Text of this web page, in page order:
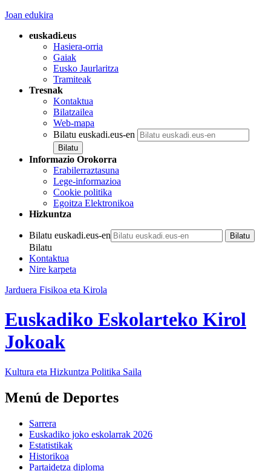
Joan edukira
euskadi.eus
Hasiera-orria
Gaiak
Eusko Jaurlaritza
Tramiteak
Tresnak
Kontaktua
Bilatzailea
Web-mapa
Bilatu euskadi.eus-en
Informazio Orokorra
Erabilerraztasuna
Lege-informazioa
Cookie politika
Egoitza Elektronikoa
Hizkuntza
Bilatu euskadi.eus-en
Bilatu
Kontaktua
Nire karpeta
Jarduera Fisikoa eta Kirola
Euskadiko Eskolarteko Kirol
Jokoak
Kultura eta Hizkuntza Politika Saila
Menú de Deportes
Sarrera
Euskadiko joko eskolarrak 2026
Estatistikak
Historikoa
Partaidetza diploma